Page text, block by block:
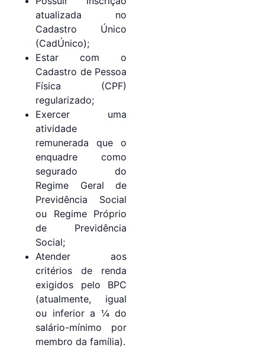
atualizada no
Cadastro Único
(CadÚnico);
Estar com o
Cadastro de Pessoa
Física (CPF)
regularizado;
Exercer uma
atividade
remunerada que o
enquadre como
segurado do
Regime Geral de
Previdência Social
ou Regime Próprio
de Previdência
Social;
Atender aos
critérios de renda
exigidos pelo BPC
(atualmente, igual
ou inferior a ¼ do
salário-mínimo por
membro da família).